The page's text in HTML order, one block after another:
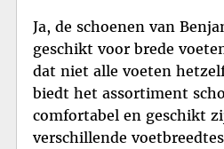
Ja, de schoenen van
geschikt voor brede
dat niet alle voeten
biedt het assortiment
comfortabel en geschikt
verschillende